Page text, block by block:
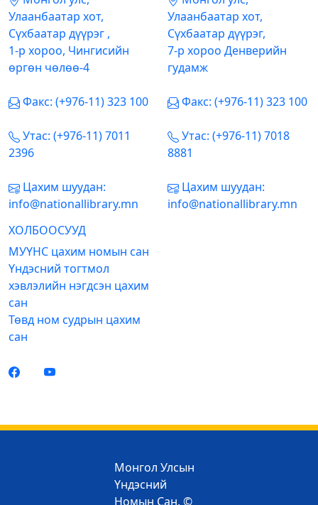
Улаанбаатар хот,
Сүхбаатар дүүрэг ,
1-р хороо, Чингисийн
өргөн чөлөө-4
Факс: (+976-11) 323 100
Утас: (+976-11) 7011
2396
Цахим шуудан:
info@nationallibrary.mn
Улаанбаатар хот,
Сүхбаатар дүүрэг,
7-р хороо Денверийн
гудамж
Факс: (+976-11) 323 100
Утас: (+976-11) 7018
8881
Цахим шуудан:
info@nationallibrary.mn
ХОЛБООСУУД
МУҮНС цахим номын сан
Үндэсний тогтмол
хэвлэлийн нэгдсэн цахим
сан
Төвд ном судрын цахим
сан
Монгол Улсын
Үндэсний
Номын Сан. ©